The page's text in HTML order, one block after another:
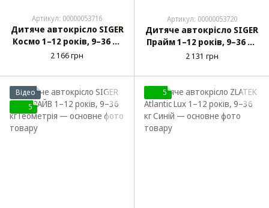
Артикул: 00000053716
Дитяче автокрісло SIGER
Космо 1–12 років, 9–36 кг
Синій
2 166 грн
Артикул: 00000053720
Дитяче автокрісло SIGER
Прайм 1–12 років, 9–36 кг
Синій
2 131 грн
Відео
5
5